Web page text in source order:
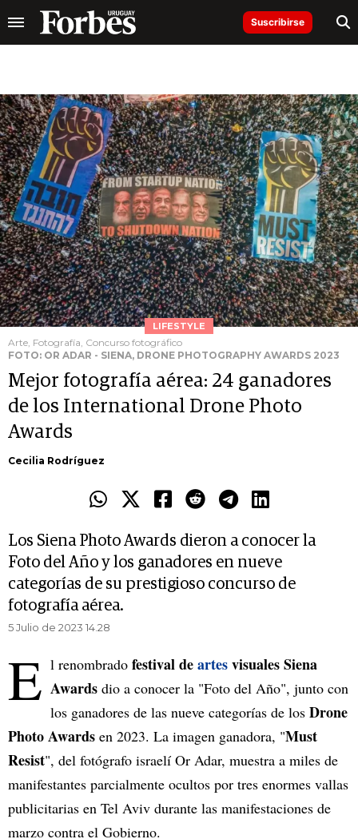
Suscribirse
LIFESTYLE
Arte, Fotografía, Concurso fotográfico
FOTO: OR ADAR - SIENA, DRONE PHOTOGRAPHY AWARDS 2023
Mejor fotografía aérea: 24 ganadores
de los International Drone Photo
Awards
Cecilia Rodríguez
Los Siena Photo Awards dieron a conocer la
Foto del Año y los ganadores en nueve
categorías de su prestigioso concurso de
fotografía aérea.
5 Julio de 2023 14.28
E l renombrado festival deartesvisuales Siena
Awards dio a conocer la "Foto del Año", junto con
los ganadores de las nueve categorías de los Drone
Photo Awards en 2023. La imagen ganadora, "Must
Resist", del fotógrafo israelí Or Adar, muestra a miles de
manifestantes parcialmente ocultos por tres enormes vallas
publicitarias en Tel Aviv durante las manifestaciones de
marzo contra el Gobierno.